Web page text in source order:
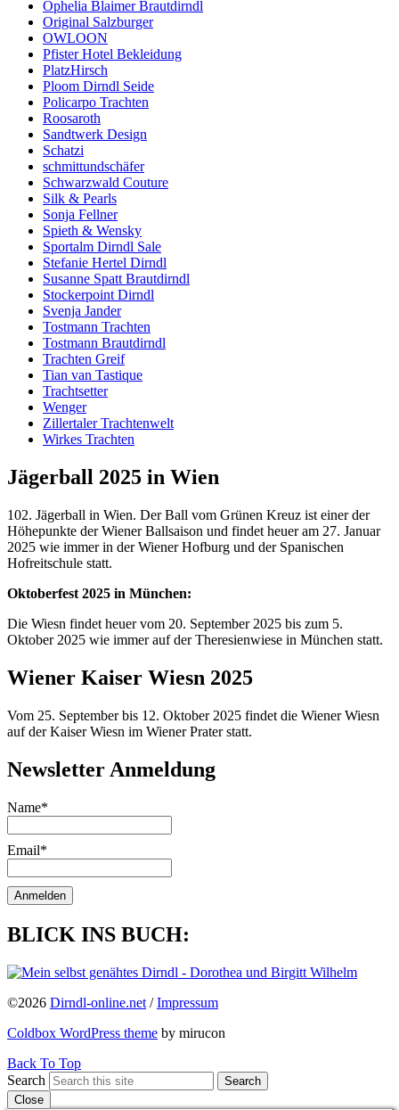
Ophelia Blaimer Brautdirndl
Original Salzburger
OWLOON
Pfister Hotel Bekleidung
PlatzHirsch
Ploom Dirndl Seide
Policarpo Trachten
Roosaroth
Sandtwerk Design
Schatzi
schmittundschäfer
Schwarzwald Couture
Silk & Pearls
Sonja Fellner
Spieth & Wensky
Sportalm Dirndl Sale
Stefanie Hertel Dirndl
Susanne Spatt Brautdirndl
Stockerpoint Dirndl
Svenja Jander
Tostmann Trachten
Tostmann Brautdirndl
Trachten Greif
Tian van Tastique
Trachtsetter
Wenger
Zillertaler Trachtenwelt
Wirkes Trachten
Jägerball 2025 in Wien
102. Jägerball in Wien. Der Ball vom Grünen Kreuz ist einer der
Höhepunkte der Wiener Ballsaison und findet heuer am 27. Januar
2025 wie immer in der Wiener Hofburg und der Spanischen
Hofreitschule statt.
Oktoberfest 2025 in München:
Die Wiesn findet heuer vom 20. September 2025 bis zum 5.
Oktober 2025 wie immer auf der Theresienwiese in München statt.
Wiener Kaiser Wiesn 2025
Vom 25. September bis 12. Oktober 2025 findet die Wiener Wiesn
auf der Kaiser Wiesn im Wiener Prater statt.
Newsletter Anmeldung
Name*
Email*
BLICK INS BUCH:
©2026 Dirndl-online.net /Impressum
Coldbox WordPress theme by mirucon
Back To Top
Search
Search
Close